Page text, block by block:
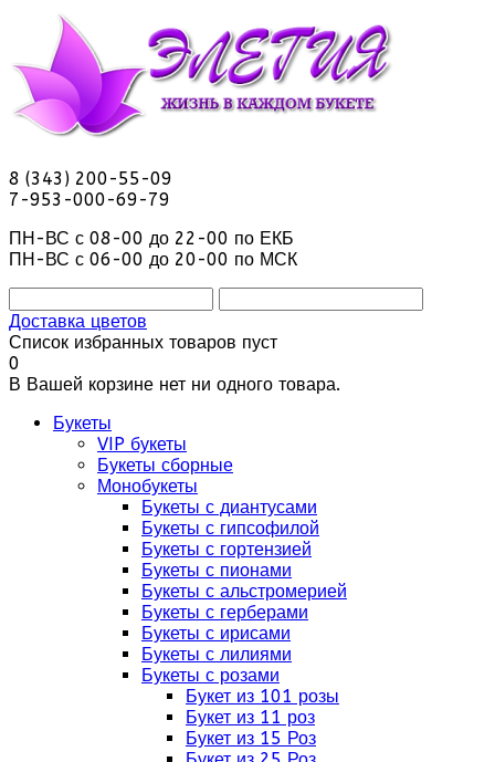
8 (343) 200-55-09
7-953-000-69-79
ПН-ВС с 08-00 до 22-00 по ЕКБ
ПН-ВС с 06-00 до 20-00 по МСК
Доставка цветов
Список избранных товаров пуст
0
В Вашей корзине нет ни одного товара.
Букеты
VIP букеты
Букеты сборные
Монобукеты
Букеты с диантусами
Букеты с гипсофилой
Букеты с гортензией
Букеты с пионами
Букеты с альстромерией
Букеты с герберами
Букеты с ирисами
Букеты с лилиями
Букеты с розами
Букет из 101 розы
Букет из 11 роз
Букет из 15 Роз